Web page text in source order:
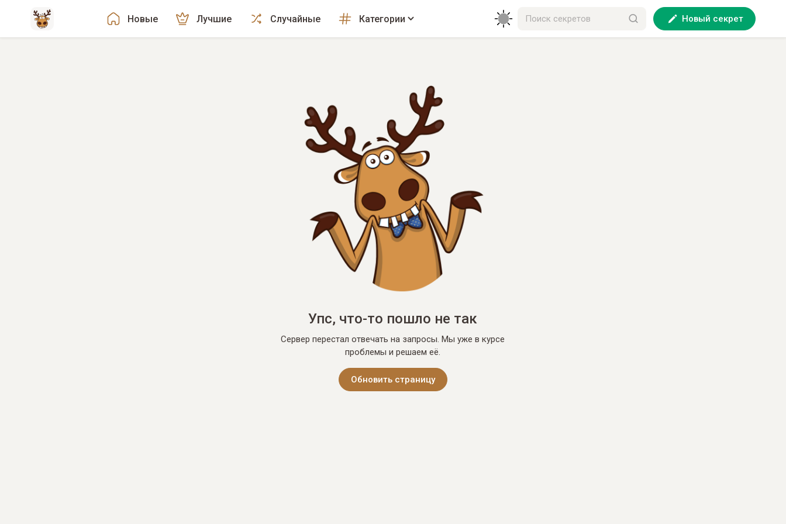
Новые Лучшие Случайные Категории Новый секрет
Упс, что-то пошло не так
Сервер перестал отвечать на запросы. Мы уже в курсе
проблемы и решаем её.
Обновить страницу